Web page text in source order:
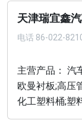
天津瑞宜鑫
电话 86-022-
主营产品： 汽
欧曼衬板;高压
化工塑料桶;塑